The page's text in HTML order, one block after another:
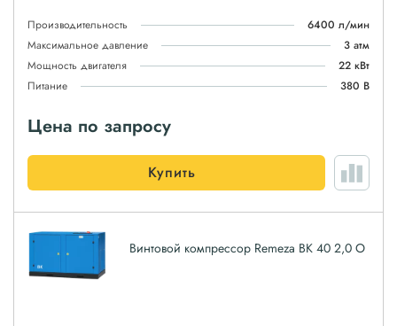
Производительность
6400 л/мин
Максимальное давление
3 атм
Мощность двигателя
22 кВт
Питание
380 В
Цена по запросу
Купить
Винтовой компрессор Remeza ВК 40 2,0 О